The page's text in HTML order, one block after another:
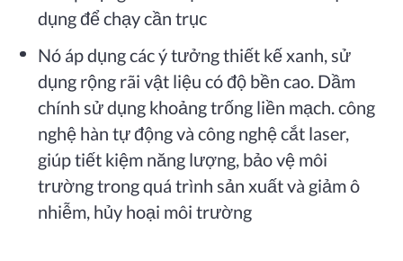
dụng để chạy cần trục
Nó áp dụng các ý tưởng thiết kế xanh, sử
dụng rộng rãi vật liệu có độ bền cao. Dầm
chính sử dụng khoảng trống liền mạch. công
nghệ hàn tự động và công nghệ cắt laser,
giúp tiết kiệm năng lượng, bảo vệ môi
trường trong quá trình sản xuất và giảm ô
nhiễm, hủy hoại môi trường